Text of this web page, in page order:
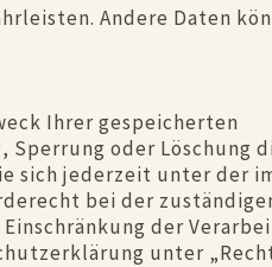
Andere Daten
Ihrer gespeicherten
Sperrung oder Löschung
sich jederzeit unter der
bei der
der
unter